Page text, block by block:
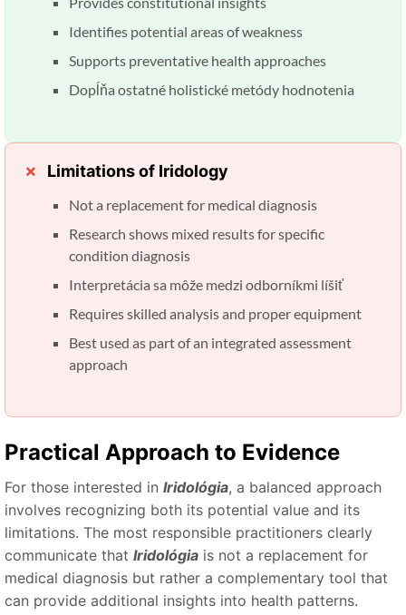
Identifies potential areas of weakness
Supports preventative health approaches
Dopĺňa ostatné holistické metódy hodnotenia
Limitations of Iridology
Not a replacement for medical diagnosis
Research shows mixed results for specific
condition diagnosis
Interpretácia sa môže medzi odborníkmi líšiť
Requires skilled analysis and proper equipment
Best used as part of an integrated assessment
approach
Practical Approach to Evidence
For those interested in Iridológia, a balanced approach
involves recognizing both its potential value and its
limitations. The most responsible practitioners clearly
communicate that Iridológia is not a replacement for
medical diagnosis but rather a complementary tool that
can provide additional insights into health patterns.